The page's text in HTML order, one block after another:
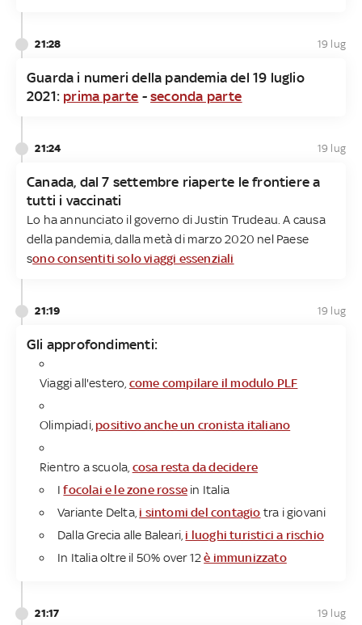
21:28 19 lug
Guarda i numeri della pandemia del 19 luglio
2021: prima parte -seconda parte
21:24 19 lug
Canada, dal 7 settembre riaperte le frontiere a
tutti i vaccinati
Lo ha annunciato il governo di Justin Trudeau. A causa
della pandemia, dalla metà di marzo 2020 nel Paese
sono consentiti solo viaggi essenziali
21:19 19 lug
Gli approfondimenti:
Viaggi all'estero, come compilare il modulo PLF
Olimpiadi, positivo anche un cronista italiano
Rientro a scuola, cosa resta da decidere
Ifocolai e le zone rosse in Italia
Variante Delta, i sintomi del contagio tra i giovani
Dalla Grecia alle Baleari, i luoghi turistici a rischio
In Italia oltre il 50% over 12è immunizzato
21:17 19 lug